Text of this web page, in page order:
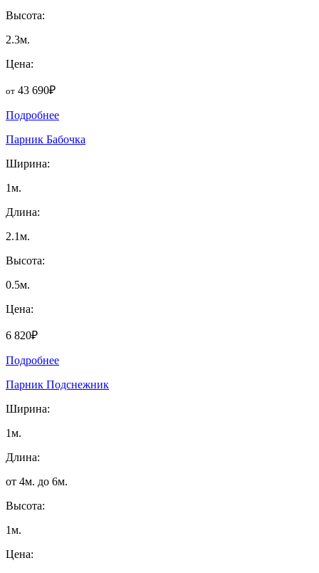
Высота:
2.3м.
Цена:
от 43 690₽
Подробнее
Парник Бабочка
Ширина:
1м.
Длина:
2.1м.
Высота:
0.5м.
Цена:
6 820₽
Подробнее
Парник Подснежник
Ширина:
1м.
Длина:
от 4м. до 6м.
Высота:
1м.
Цена: